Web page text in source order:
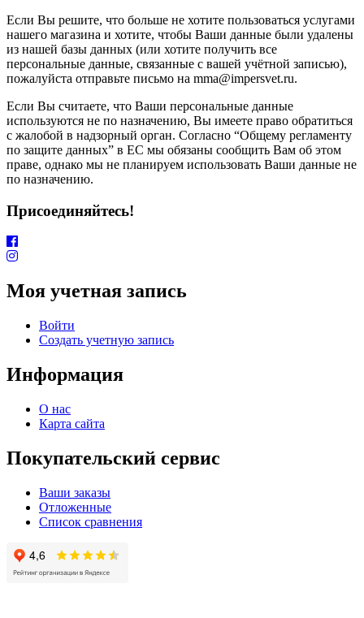
Если Вы решите, что больше не хотите пользоваться услугами
нашего магазина и хотите, чтобы Ваши данные были удалены
из нашей базы данных (или хотите получить все
персональные данные, связанные с вашей учётной записью),
пожалуйста отправьте письмо на mma@impersvet.ru.
Если Вы считаете, что Ваши персональные данные
используются не по назначению, Вы имеете право обратиться
с жалобой в надзорный орган. Согласно “Общему регламенту
по защите данных” в ЕС мы обязаны сообщить Вам об этом
праве, однако мы не планируем использовать Ваши данные не
по назначению.
Присоединяйтесь!
Моя учетная запись
Войти
Создать учетную запись
Информация
О нас
Карта сайта
Покупательский сервис
Ваши заказы
Отложенные
Список сравнения